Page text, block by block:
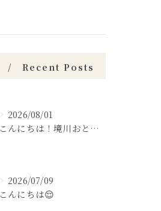
Recent Posts
2026/08/01
こんにちは！境川おとなこども歯科矯正歯科です！✨
2026/07/09
こんにちは😌